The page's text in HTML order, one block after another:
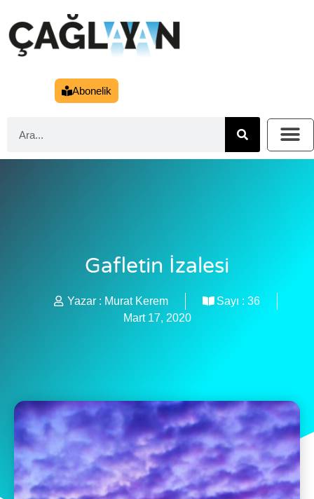
Abonelik
Gafletin İzalesi
Yazar : Murat Kerem Sayı : 36
Mart 17, 2020